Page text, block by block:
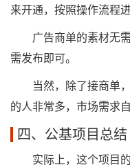
来开通，按照操作流程进
广告商单的素材无需
需发布即可。
当然，除了接商单，
的人非常多，市场需求
四、公基项目总结
实际上，这个项目的